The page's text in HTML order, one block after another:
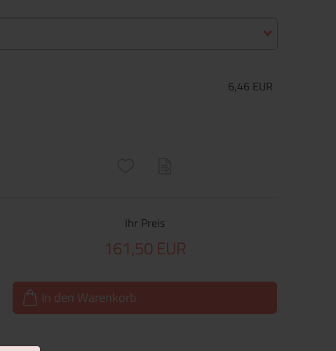
6,46 EUR
Ihr Preis
161,50 EUR
In den Warenkorb